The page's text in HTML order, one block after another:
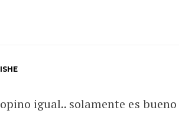
ISHE
opino igual.. solamente es